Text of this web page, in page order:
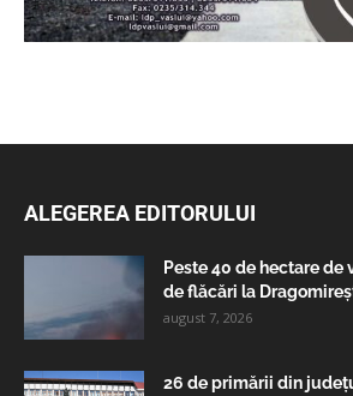
ALEGEREA EDITORULUI
Peste 40 de hectare
de flăcări la
august 7, 2026
26 de primării din